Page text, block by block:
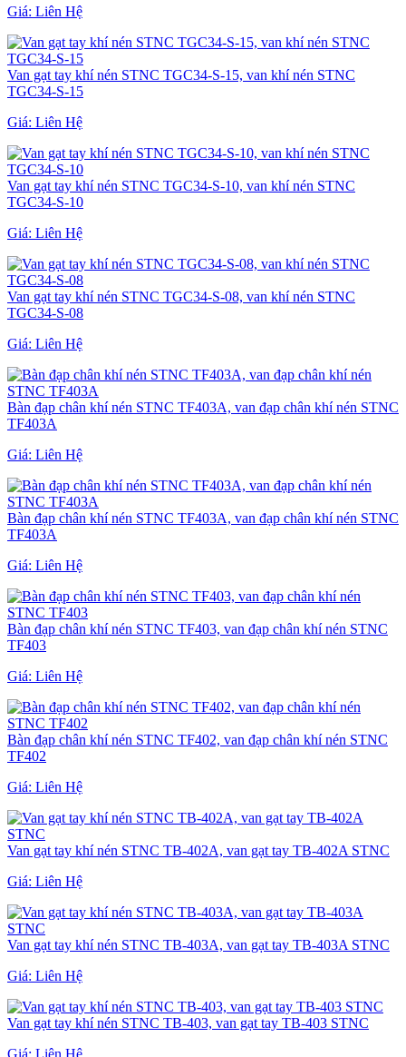
Giá: Liên Hệ
Van gạt tay khí nén STNC TGC34-S-15, van khí nén STNC
TGC34-S-15
Giá: Liên Hệ
Van gạt tay khí nén STNC TGC34-S-10, van khí nén STNC
TGC34-S-10
Giá: Liên Hệ
Van gạt tay khí nén STNC TGC34-S-08, van khí nén STNC
TGC34-S-08
Giá: Liên Hệ
Bàn đạp chân khí nén STNC TF403A, van đạp chân khí nén STNC
TF403A
Giá: Liên Hệ
Bàn đạp chân khí nén STNC TF403A, van đạp chân khí nén STNC
TF403A
Giá: Liên Hệ
Bàn đạp chân khí nén STNC TF403, van đạp chân khí nén STNC
TF403
Giá: Liên Hệ
Bàn đạp chân khí nén STNC TF402, van đạp chân khí nén STNC
TF402
Giá: Liên Hệ
Van gạt tay khí nén STNC TB-402A, van gạt tay TB-402A STNC
Giá: Liên Hệ
Van gạt tay khí nén STNC TB-403A, van gạt tay TB-403A STNC
Giá: Liên Hệ
Van gạt tay khí nén STNC TB-403, van gạt tay TB-403 STNC
Giá: Liên Hệ